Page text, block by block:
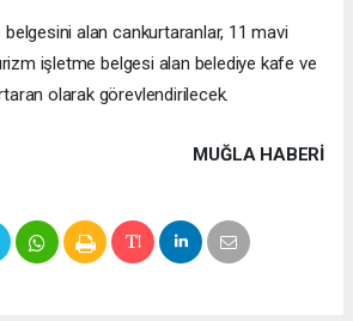
belgesini alan cankurtaranlar, 11 mavi
işletme belgesi alan belediye kafe ve
olarak görevlendirilecek.
MUĞLA HABERİ